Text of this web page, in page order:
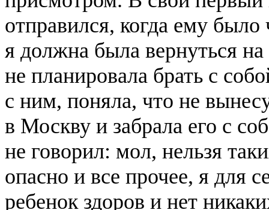
отправился, когда ему
я должна была вернуться
не планировала брать с
с ним, поняла, что не
в Москву и забрала его с
не говорил: мол, нельзя
опасно и все прочее, я для
ребенок здоров и нет